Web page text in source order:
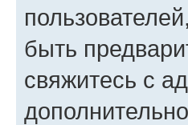
быть
свяжитесь с